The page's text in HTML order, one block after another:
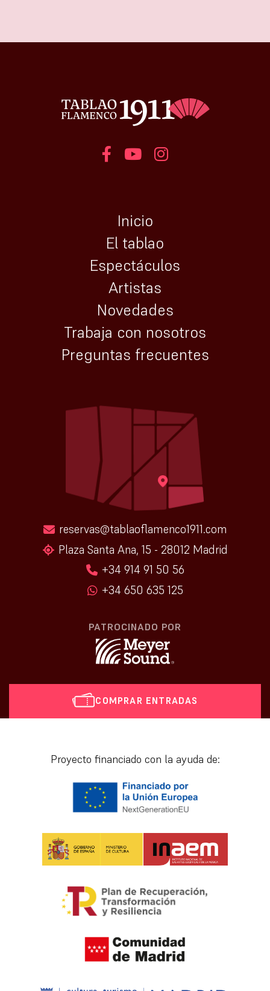
COMPRAR ENTRADAS
Inicio
El tablao
Espectáculos
Artistas
Novedades
Trabaja con nosotros
Preguntas frecuentes
reservas@tablaoflamenco1911.com
Plaza Santa Ana, 15 - 28012 Madrid
+34 914 91 50 56
+34 650 635 125
PATROCINADO POR
Proyecto financiado con la ayuda de: